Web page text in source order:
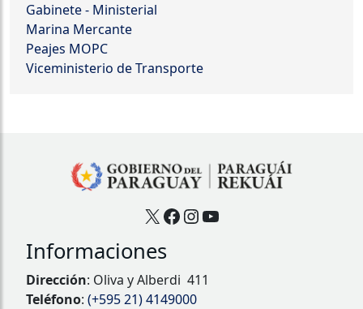
Gabinete - Ministerial
Marina Mercante
Peajes MOPC
Viceministerio de Transporte
X Facebook
Instagram
YouTube
Informaciones
Dirección: Oliva y Alberdi 411
Teléfono: (+595 21) 4149000